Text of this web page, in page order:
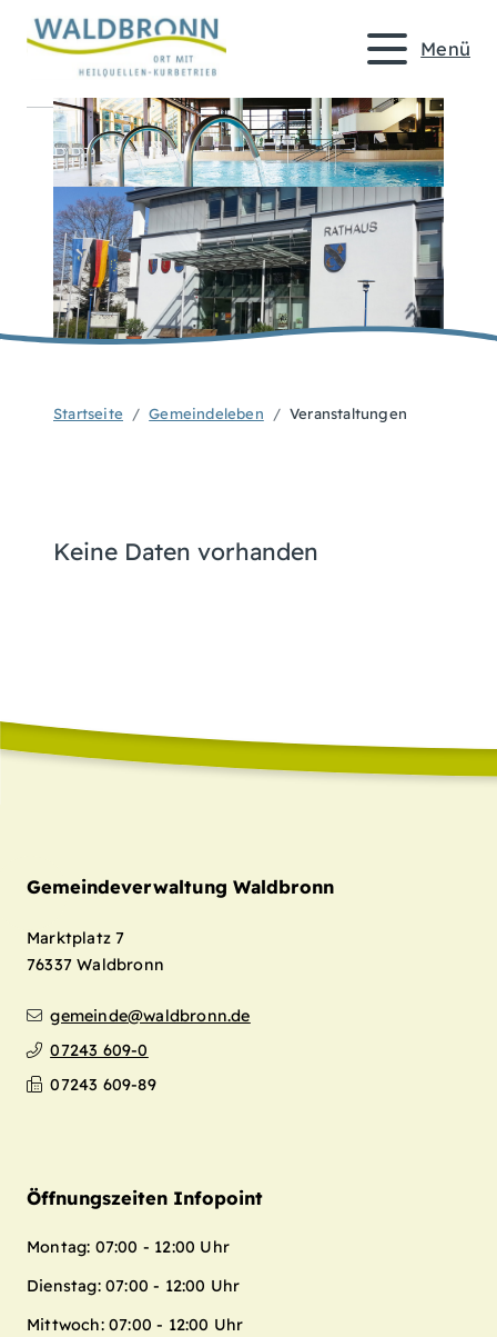
Menü
Startseite Gemeindeleben Veranstaltungen
Keine Daten vorhanden
Gemeindeverwaltung Waldbronn
Marktplatz 7
76337 Waldbronn
gemeinde@waldbronn.de
07243 609-0
07243 609-89
Öffnungszeiten Infopoint
Montag: 07:00 - 12:00 Uhr
Dienstag: 07:00 - 12:00 Uhr
Mittwoch: 07:00 - 12:00 Uhr